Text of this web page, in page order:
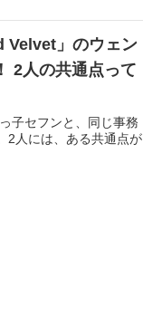
Velvet」のウェン
2人の共通点って
子セフンと、同じ事務
2人には、ある共通点が